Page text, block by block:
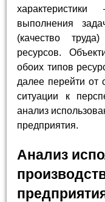
выполнения
(качество
ресурсов.
обоих типов
далее перейти
ситуации к
анализ
предприятия.
Анализ